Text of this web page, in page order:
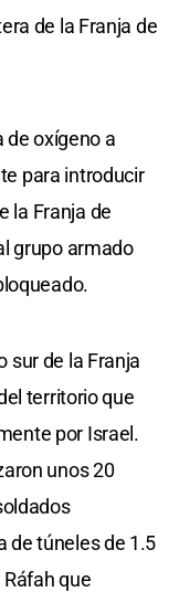
de la Franja de
de oxígeno a
para introducir
la Franja de
grupo armado
sur de la Franja
territorio que
por Israel.
unos 20
de túneles de 1.5
que